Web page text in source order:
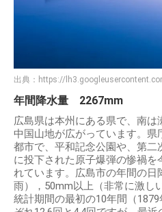
出典： https://
年間降水量 2267mm
広島県は本州にある県で、南
中国山地が広がっています。県
都市で、平和記念公園や、第二
に投下された原子爆弾の惨禍を
れています。広島市の年間の
雨），50mm以上（非常に激し
統計期間の最初の10年間（